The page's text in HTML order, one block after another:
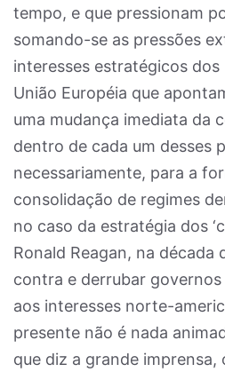
tempo, e que pressionam
somando-se as pressões
interesses estratégicos dos
União Européia que
uma mudança imediata da
dentro de cada um desses
necessariamente, para a
consolidação de regimes
no caso da estratégia dos
Ronald Reagan, na década
contra e derrubar
aos interesses norte-
presente não é nada
que diz a grande